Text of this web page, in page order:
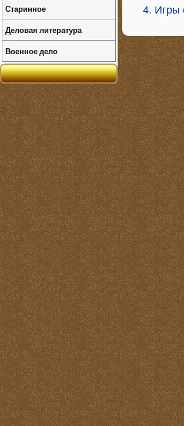
4. Игры
Старинное
Деловая литература
Военное дело